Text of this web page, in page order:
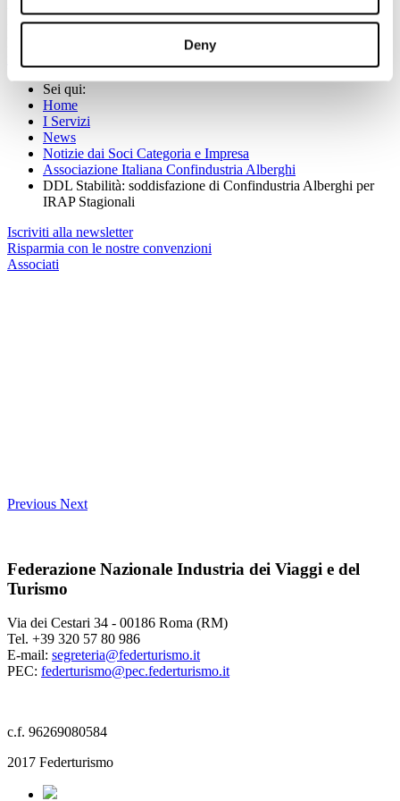
Deny
tel. +39.06.5924274 cell. +39.338.3132093
fax +39.06.54281933
http://www.alberghiconfindustria.it |
Sei qui:
Home
I Servizi
News
Notizie dai Soci Categoria e Impresa
Associazione Italiana Confindustria Alberghi
DDL Stabilità: soddisfazione di Confindustria Alberghi per
IRAP Stagionali
Iscriviti alla newsletter
Risparmia con le nostre convenzioni
Associati
Previous Next
Federazione Nazionale Industria dei Viaggi e del
Turismo
Via dei Cestari 34 - 00186 Roma (RM)
Tel. +39 320 57 80 986
E-mail: segreteria@federturismo.it
PEC: federturismo@pec.federturismo.it
c.f. 96269080584
2017 Federturismo